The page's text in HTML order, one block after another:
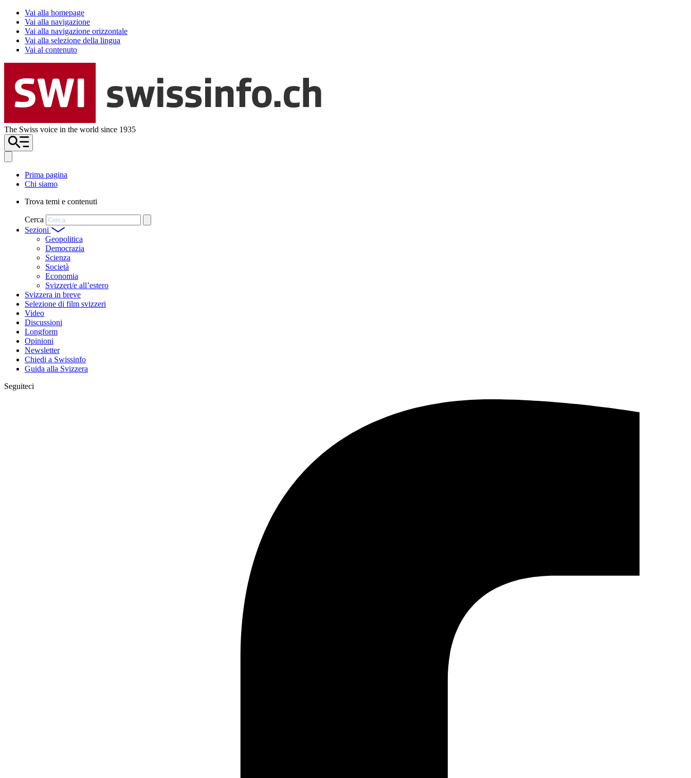
Vai alla homepage
Vai alla navigazione
Vai alla navigazione orizzontale
Vai alla selezione della lingua
Vai al contenuto
The Swiss voice in the world since 1935
Prima pagina
Chi siamo
Trova temi e contenuti
Cerca
Sezioni
Geopolitica
Democrazia
Scienza
Società
Economia
Svizzeri/e all’estero
Svizzera in breve
Selezione di film svizzeri
Video
Discussioni
Longform
Opinioni
Newsletter
Chiedi a Swissinfo
Guida alla Svizzera
Seguiteci